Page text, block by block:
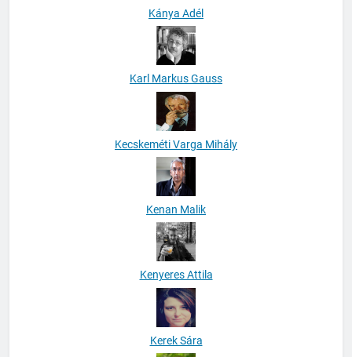
Kánya Adél
Karl Markus Gauss
Kecskeméti Varga Mihály
Kenan Malik
Kenyeres Attila
Kerek Sára